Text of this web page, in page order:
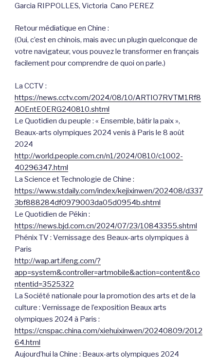
Garcia RIPPOLLES, Victoria Cano PEREZ
Retour médiatique en Chine :
(Oui, c’est en chinois, mais avec un plugin quelconque de
votre navigateur, vous pouvez le transformer en français
facilement pour comprendre de quoi on parle.)
La CCTV :
https://news.cctv.com/2024/08/10/ARTIO7RVTM1Rf8
AOEntE0ERG240810.shtml
Le Quotidien du peuple : « Ensemble, bâtir la paix »,
Beaux-arts olympiques 2024 venis à Paris le 8 août
2024
http://world.people.com.cn/n1/2024/0810/c1002-
40296347.html
La Science et Technologie de Chine :
https://www.stdaily.com/index/kejixinwen/202408/d337
3bf888284df0979003da05d0954b.shtml
Le Quotidien de Pékin :
https://news.bjd.com.cn/2024/07/23/10843355.shtml
Phénix TV : Vernissage des Beaux-arts olympiques à
Paris
http://wap.art.ifeng.com/?
app=system&controller=artmobile&action=content&co
ntentid=3525322
La Société nationale pour la promotion des arts et de la
culture : Vernissage de l’exposition Beaux arts
olympiques 2024 à Paris :
https://cnspac.china.com/xiehuixinwen/20240809/2012
64.html
Aujourd’hui la Chine : Beaux-arts olympiques 2024